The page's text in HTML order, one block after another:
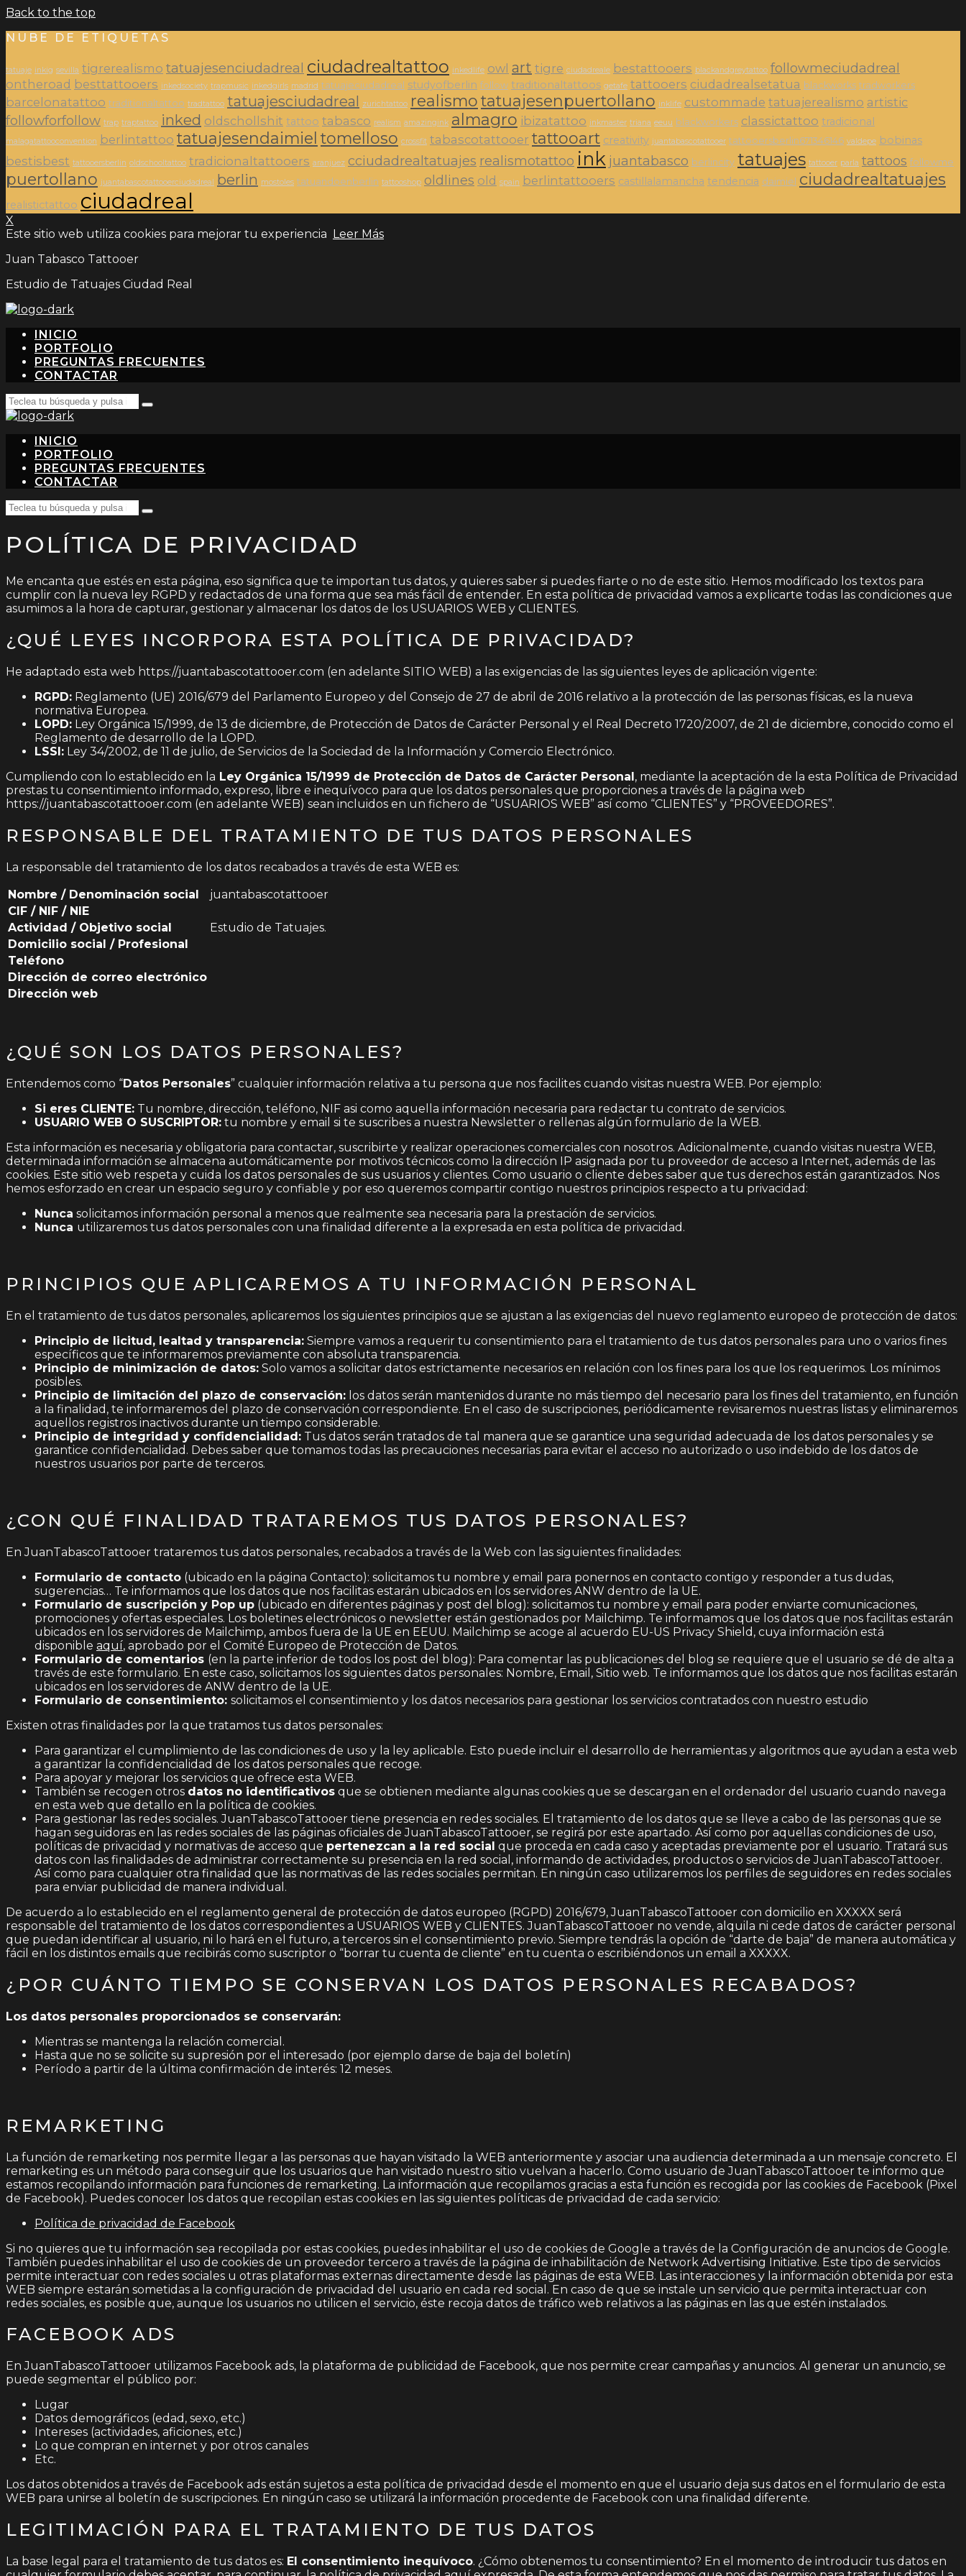
Back to the top
NUBE DE ETIQUETAS
tatuaje inkig sevilla tigrerealismo tatuajesenciudadreal ciudadrealtattoo inkedlife owl art tigre ciudadreale bestattooers blackandgreytattoo followmeciudadreal
ontheroad besttattooers inkedsociety trapmusic inkedgirls madrid tatuajeciudadreal studyofberlin follow traditionaltattoos getafe tattooers ciudadrealsetatua blackworks tradworkers
barcelonatattoo traditionaltattoo tradtattoo tatuajesciudadreal zurichtattoo realismotatuajesenpuertollano inklife custommade tatuajerealismo artistic
followforfollow trap traptattoo inked oldschollshit tattoo tabasco realism amazingink almagro ibizatattoo inkmaster triana eeuu blackworkers classictattoo tradicional
malagatattooconvention berlintattoo tatuajesendaimiel tomelloso crossfit tabascotattooer tattooart creativity juantabascotattooer tattooersberlin671346146 valdepe bobinas
bestisbest tattooersberlin oldschooltattoo tradicionaltattooers aranjuez cciudadrealtatuajes realismotattoo ink juantabasco berlincity tatuajes tattooer parla tattoos followme
puertollano juantabascotattooerciudadreal berlin mostoles tatuandoenberlin tattooshop oldlines old spain berlintattooers castillalamancha tendencia daimiel ciudadrealtatuajes
realistictattoo ciudadreal
X
Este sitio web utiliza cookies para mejorar tu experiencia Leer Más
Juan Tabasco Tattooer
Estudio de Tatuajes Ciudad Real
INICIO
PORTFOLIO
PREGUNTAS FRECUENTES
CONTACTAR
Search
for:
Teclea
intro…
INICIO
PORTFOLIO
PREGUNTAS FRECUENTES
CONTACTAR
Search
for:
Teclea
búsqueda
y
POLÍTICA DE PRIVACIDAD
Me encanta que estés en esta página, eso significa que te importan tus datos, y quieres saber si puedes fiarte o no de este sitio. Hemos modificado los textos para
cumplir con la nueva ley RGPD y redactados de una forma que sea más fácil de entender. En esta política de privacidad vamos a explicarte todas las condiciones que
asumimos a la hora de capturar, gestionar y almacenar los datos de los USUARIOS WEB y CLIENTES.
¿QUÉ LEYES INCORPORA ESTA POLÍTICA DE PRIVACIDAD?
He adaptado esta web https://juantabascotattooer.com (en adelante SITIO WEB) a las exigencias de las siguientes leyes de aplicación vigente:
RGPD: Reglamento (UE) 2016/679 del Parlamento Europeo y del Consejo de 27 de abril de 2016 relativo a la protección de las personas físicas, es la nueva
normativa Europea.
LOPD: Ley Orgánica 15/1999, de 13 de diciembre, de Protección de Datos de Carácter Personal y el Real Decreto 1720/2007, de 21 de diciembre, conocido como el
Reglamento de desarrollo de la LOPD.
LSSI: Ley 34/2002, de 11 de julio, de Servicios de la Sociedad de la Información y Comercio Electrónico.
Cumpliendo con lo establecido en la Ley Orgánica 15/1999 de Protección de Datos de Carácter Personal, mediante la aceptación de la esta Política de Privacidad
prestas tu consentimiento informado, expreso, libre e inequívoco para que los datos personales que proporciones a través de la página web
https://juantabascotattooer.com (en adelante WEB) sean incluidos en un fichero de “USUARIOS WEB” así como “CLIENTES” y “PROVEEDORES”.
RESPONSABLE DEL TRATAMIENTO DE TUS DATOS PERSONALES
La responsable del tratamiento de los datos recabados a través de esta WEB es:
Nombre / Denominación social
juantabascotattooer
CIF / NIF / NIE
Actividad / Objetivo social
Estudio de Tatuajes.
Domicilio social / Profesional
Teléfono
Dirección de correo electrónico
Dirección web
¿QUÉ SON LOS DATOS PERSONALES?
Entendemos como “Datos Personales” cualquier información relativa a tu persona que nos facilites cuando visitas nuestra WEB. Por ejemplo:
Si eres CLIENTE: Tu nombre, dirección, teléfono, NIF asi como aquella información necesaria para redactar tu contrato de servicios.
USUARIO WEB O SUSCRIPTOR: tu nombre y email si te suscribes a nuestra Newsletter o rellenas algún formulario de la WEB.
Esta información es necesaria y obligatoria para contactar, suscribirte y realizar operaciones comerciales con nosotros. Adicionalmente, cuando visitas nuestra WEB,
determinada información se almacena automáticamente por motivos técnicos como la dirección IP asignada por tu proveedor de acceso a Internet, además de las
cookies. Este sitio web respeta y cuida los datos personales de sus usuarios y clientes. Como usuario o cliente debes saber que tus derechos están garantizados. Nos
hemos esforzado en crear un espacio seguro y confiable y por eso queremos compartir contigo nuestros principios respecto a tu privacidad:
Nunca solicitamos información personal a menos que realmente sea necesaria para la prestación de servicios.
Nunca utilizaremos tus datos personales con una finalidad diferente a la expresada en esta política de privacidad.
PRINCIPIOS QUE APLICAREMOS A TU INFORMACIÓN PERSONAL
En el tratamiento de tus datos personales, aplicaremos los siguientes principios que se ajustan a las exigencias del nuevo reglamento europeo de protección de datos:
Principio de licitud, lealtad y transparencia: Siempre vamos a requerir tu consentimiento para el tratamiento de tus datos personales para uno o varios fines
específicos que te informaremos previamente con absoluta transparencia.
Principio de minimización de datos: Solo vamos a solicitar datos estrictamente necesarios en relación con los fines para los que los requerimos. Los mínimos
posibles.
Principio de limitación del plazo de conservación: los datos serán mantenidos durante no más tiempo del necesario para los fines del tratamiento, en función
a la finalidad, te informaremos del plazo de conservación correspondiente. En el caso de suscripciones, periódicamente revisaremos nuestras listas y eliminaremos
aquellos registros inactivos durante un tiempo considerable.
Principio de integridad y confidencialidad: Tus datos serán tratados de tal manera que se garantice una seguridad adecuada de los datos personales y se
garantice confidencialidad. Debes saber que tomamos todas las precauciones necesarias para evitar el acceso no autorizado o uso indebido de los datos de
nuestros usuarios por parte de terceros.
¿CON QUÉ FINALIDAD TRATAREMOS TUS DATOS PERSONALES?
En JuanTabascoTattooer trataremos tus datos personales, recabados a través de la Web con las siguientes finalidades:
Formulario de contacto (ubicado en la página Contacto): solicitamos tu nombre y email para ponernos en contacto contigo y responder a tus dudas,
sugerencias… Te informamos que los datos que nos facilitas estarán ubicados en los servidores ANW dentro de la UE.
Formulario de suscripción y Pop up (ubicado en diferentes páginas y post del blog): solicitamos tu nombre y email para poder enviarte comunicaciones,
promociones y ofertas especiales. Los boletines electrónicos o newsletter están gestionados por Mailchimp. Te informamos que los datos que nos facilitas estarán
ubicados en los servidores de Mailchimp, ambos fuera de la UE en EEUU. Mailchimp se acoge al acuerdo EU-US Privacy Shield, cuya información está
disponible aquí, aprobado por el Comité Europeo de Protección de Datos.
Formulario de comentarios (en la parte inferior de todos los post del blog): Para comentar las publicaciones del blog se requiere que el usuario se dé de alta a
través de este formulario. En este caso, solicitamos los siguientes datos personales: Nombre, Email, Sitio web. Te informamos que los datos que nos facilitas estarán
ubicados en los servidores de ANW dentro de la UE.
Formulario de consentimiento: solicitamos el consentimiento y los datos necesarios para gestionar los servicios contratados con nuestro estudio
Existen otras finalidades por la que tratamos tus datos personales:
Para garantizar el cumplimiento de las condiciones de uso y la ley aplicable. Esto puede incluir el desarrollo de herramientas y algoritmos que ayudan a esta web
a garantizar la confidencialidad de los datos personales que recoge.
Para apoyar y mejorar los servicios que ofrece esta WEB.
También se recogen otros datos no identificativos que se obtienen mediante algunas cookies que se descargan en el ordenador del usuario cuando navega
en esta web que detallo en la política de cookies.
Para gestionar las redes sociales. JuanTabascoTattooer tiene presencia en redes sociales. El tratamiento de los datos que se lleve a cabo de las personas que se
hagan seguidoras en las redes sociales de las páginas oficiales de JuanTabascoTattooer, se regirá por este apartado. Así como por aquellas condiciones de uso,
políticas de privacidad y normativas de acceso que pertenezcan a la red social que proceda en cada caso y aceptadas previamente por el usuario. Tratará sus
datos con las finalidades de administrar correctamente su presencia en la red social, informando de actividades, productos o servicios de JuanTabascoTattooer.
Así como para cualquier otra finalidad que las normativas de las redes sociales permitan. En ningún caso utilizaremos los perfiles de seguidores en redes sociales
para enviar publicidad de manera individual.
De acuerdo a lo establecido en el reglamento general de protección de datos europeo (RGPD) 2016/679, JuanTabascoTattooer con domicilio en XXXXX será
responsable del tratamiento de los datos correspondientes a USUARIOS WEB y CLIENTES. JuanTabascoTattooer no vende, alquila ni cede datos de carácter personal
que puedan identificar al usuario, ni lo hará en el futuro, a terceros sin el consentimiento previo. Siempre tendrás la opción de “darte de baja” de manera automática y
fácil en los distintos emails que recibirás como suscriptor o “borrar tu cuenta de cliente” en tu cuenta o escribiéndonos un email a XXXXX.
¿POR CUÁNTO TIEMPO SE CONSERVAN LOS DATOS PERSONALES RECABADOS?
Los datos personales proporcionados se conservarán:
Mientras se mantenga la relación comercial.
Hasta que no se solicite su supresión por el interesado (por ejemplo darse de baja del boletín)
Período a partir de la última confirmación de interés: 12 meses.
REMARKETING
La función de remarketing nos permite llegar a las personas que hayan visitado la WEB anteriormente y asociar una audiencia determinada a un mensaje concreto. El
remarketing es un método para conseguir que los usuarios que han visitado nuestro sitio vuelvan a hacerlo. Como usuario de JuanTabascoTattooer te informo que
estamos recopilando información para funciones de remarketing. La información que recopilamos gracias a esta función es recogida por las cookies de Facebook (Pixel
de Facebook). Puedes conocer los datos que recopilan estas cookies en las siguientes políticas de privacidad de cada servicio:
Política de privacidad de Facebook
Si no quieres que tu información sea recopilada por estas cookies, puedes inhabilitar el uso de cookies de Google a través de la Configuración de anuncios de Google.
También puedes inhabilitar el uso de cookies de un proveedor tercero a través de la página de inhabilitación de Network Advertising Initiative. Este tipo de servicios
permite interactuar con redes sociales u otras plataformas externas directamente desde las páginas de esta WEB. Las interacciones y la información obtenida por esta
WEB siempre estarán sometidas a la configuración de privacidad del usuario en cada red social. En caso de que se instale un servicio que permita interactuar con
redes sociales, es posible que, aunque los usuarios no utilicen el servicio, éste recoja datos de tráfico web relativos a las páginas en las que estén instalados.
FACEBOOK ADS
En JuanTabascoTattooer utilizamos Facebook ads, la plataforma de publicidad de Facebook, que nos permite crear campañas y anuncios. Al generar un anuncio, se
puede segmentar el público por:
Lugar
Datos demográficos (edad, sexo, etc.)
Intereses (actividades, aficiones, etc.)
Lo que compran en internet y por otros canales
Etc.
Los datos obtenidos a través de Facebook ads están sujetos a esta política de privacidad desde el momento en que el usuario deja sus datos en el formulario de esta
WEB para unirse al boletín de suscripciones. En ningún caso se utilizará la información procedente de Facebook con una finalidad diferente.
LEGITIMACIÓN PARA EL TRATAMIENTO DE TUS DATOS
La base legal para el tratamiento de tus datos es: El consentimiento inequívoco. ¿Cómo obtenemos tu consentimiento? En el momento de introducir tus datos en